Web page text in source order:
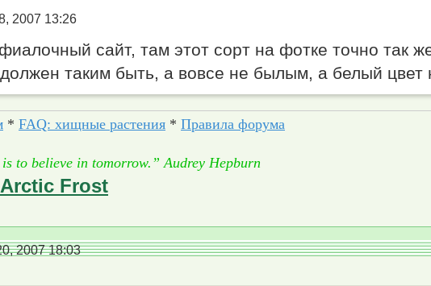
2007 13:26
сайт, там этот сорт на фотке точно так
таким быть, а вовсе не былым, а белый цвет
* FAQ: хищные растения * Правила форума
to believe in tomorrow.” Audrey Hepburn
Frost
2007 18:03